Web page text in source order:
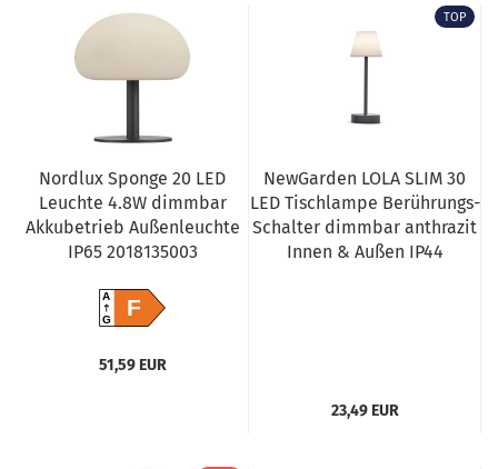
Nordlux Sponge 20 LED
Leuchte 4.8W dimmbar
Akkubetrieb Außenleuchte
IP65 2018135003
A
GF
51,59 EUR
TOP
NewGarden LOLA SLIM 30
LED Tischlampe Berührungs-
Schalter dimmbar anthrazit
Innen & Außen IP44
23,49 EUR